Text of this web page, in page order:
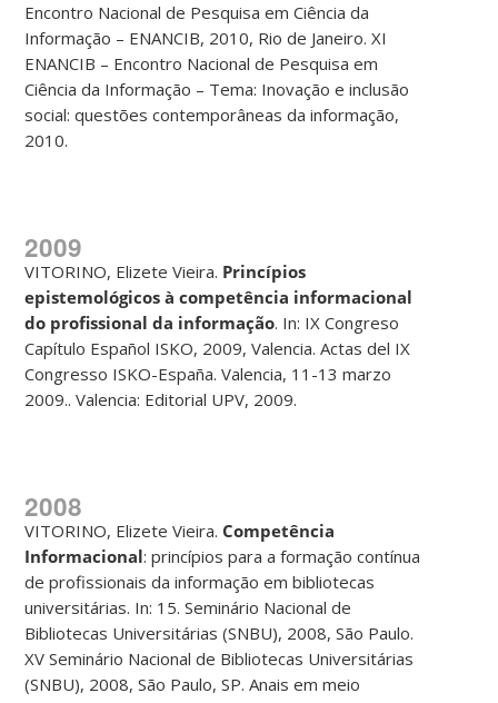
Encontro Nacional de Pesquisa em Ciência da
Informação – ENANCIB, 2010, Rio de Janeiro. XI
ENANCIB – Encontro Nacional de Pesquisa em
Ciência da Informação – Tema: Inovação e inclusão
social: questões contemporâneas da informação,
2010.
2009
VITORINO, Elizete Vieira. Princípios
epistemológicos à competência informacional
do profissional da informação. In: IX Congreso
Capítulo Español ISKO, 2009, Valencia. Actas del IX
Congresso ISKO-España. Valencia, 11-13 marzo
2009.. Valencia: Editorial UPV, 2009.
2008
VITORINO, Elizete Vieira. Competência
Informacional: princípios para a formação contínua
de profissionais da informação em bibliotecas
universitárias. In: 15. Seminário Nacional de
Bibliotecas Universitárias (SNBU), 2008, São Paulo.
XV Seminário Nacional de Bibliotecas Universitárias
(SNBU), 2008, São Paulo, SP. Anais em meio